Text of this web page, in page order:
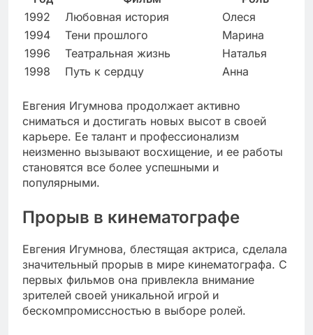
1992
Любовная история
Олеся
1994
Тени прошлого
Марина
1996
Театральная жизнь
Наталья
1998
Путь к сердцу Анна
Евгения Игумнова продолжает активно
сниматься и достигать новых высот в своей
карьере. Ее талант и профессионализм
неизменно вызывают восхищение, и ее работы
становятся все более успешными и
популярными.
Прорыв в кинематографе
Евгения Игумнова, блестящая актриса, сделала
значительный прорыв в мире кинематографа. С
первых фильмов она привлекла внимание
зрителей своей уникальной игрой и
бескомпромиссностью в выборе ролей.